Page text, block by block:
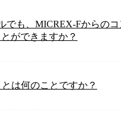
でも、MICREX-Fからの
ができますか？
は何のことですか？